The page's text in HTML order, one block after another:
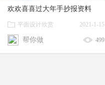
欢欢喜喜过大年手抄报资料
平面设计欣赏
2021-1-15
帮你做 499